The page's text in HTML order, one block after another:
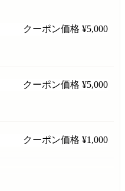
クーポン価格 ¥5,000
クーポン価格 ¥5,000
クーポン価格 ¥1,000